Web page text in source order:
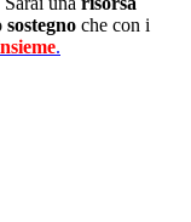
sostegno che con i
.